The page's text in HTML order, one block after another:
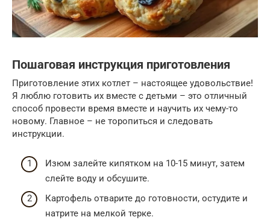
Пошаговая инструкция приготовления
Приготовление этих котлет – настоящее удовольствие!
Я люблю готовить их вместе с детьми – это отличный
способ провести время вместе и научить их чему-то
новому. Главное – не торопиться и следовать
инструкции.
Изюм залейте кипятком на 10-15 минут, затем
слейте воду и обсушите.
Картофель отварите до готовности, остудите и
натрите на мелкой терке.